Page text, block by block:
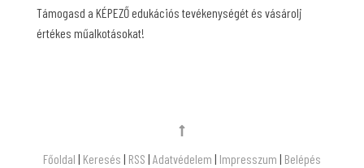
Támogasd a KÉPEZŐ edukációs tevékenységét és vásárolj
értékes műalkotásokat!
Főoldal | Keresés | RSS | Adatvédelem | Impresszum | Belépés